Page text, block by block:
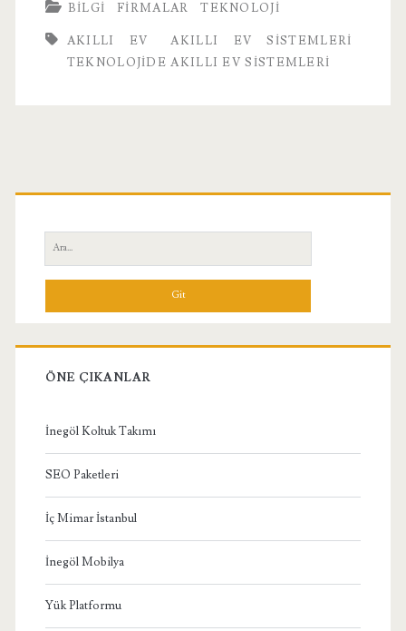
Ev
Sistemleri
BILGI FIRMALAR TEKNOLOJI
AKILLI EV
AKILLI EV SISTEMLERI
TEKNOLOJIDE AKILLI EV SISTEMLERI
Birincil
Yan
Menü
Ara:
ÖNE ÇIKANLAR
İnegöl Koltuk Takımı
SEO Paketleri
İç Mimar İstanbul
İnegöl Mobilya
Yük Platformu